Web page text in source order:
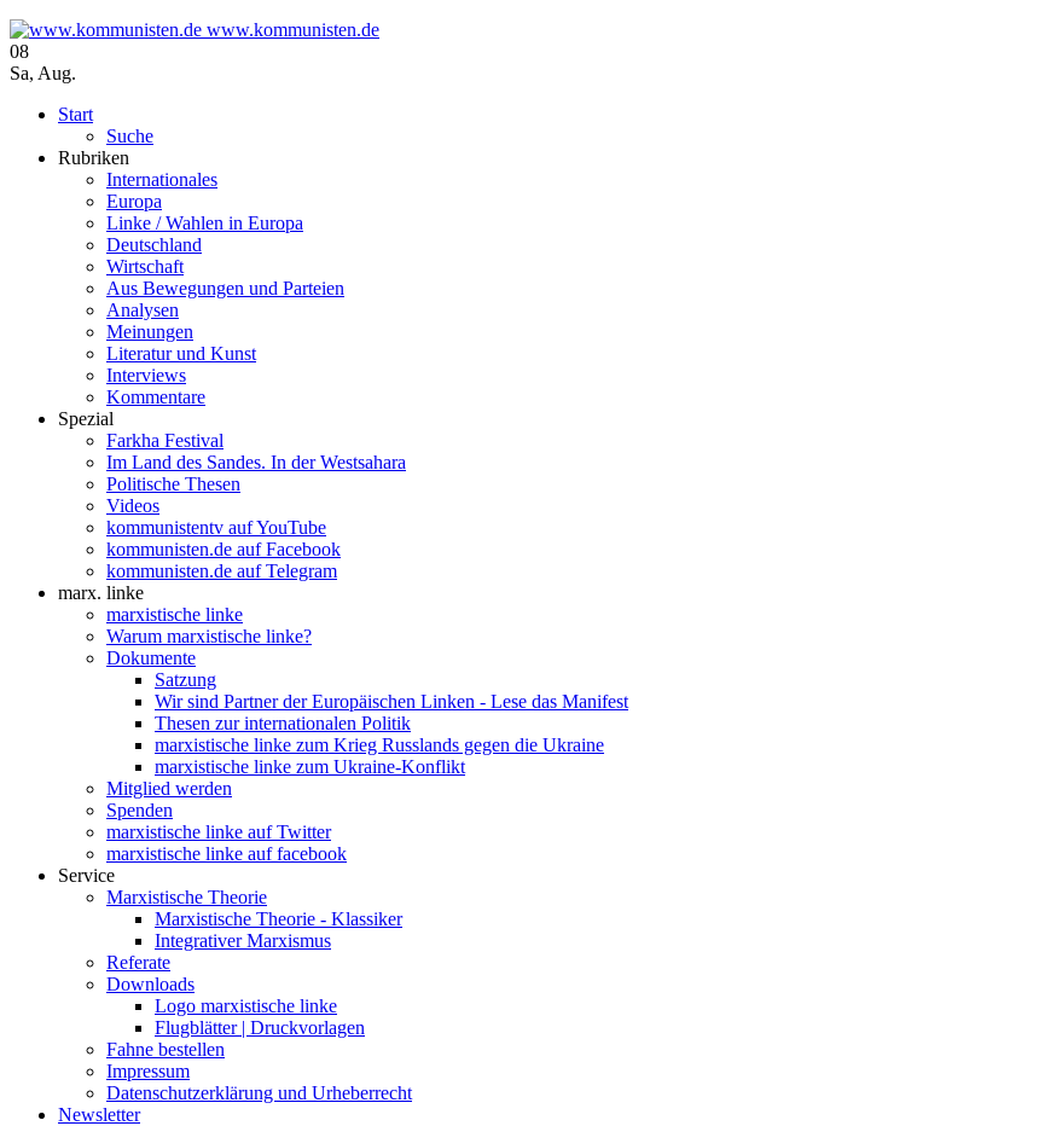
www.kommunisten.de
08
Sa, Aug.
Start
Suche
Rubriken
Internationales
Europa
Linke / Wahlen in Europa
Deutschland
Wirtschaft
Aus Bewegungen und Parteien
Analysen
Meinungen
Literatur und Kunst
Interviews
Kommentare
Spezial
Farkha Festival
Im Land des Sandes. In der Westsahara
Politische Thesen
Videos
kommunistentv auf YouTube
kommunisten.de auf Facebook
kommunisten.de auf Telegram
marx. linke
marxistische linke
Warum marxistische linke?
Dokumente
Satzung
Wir sind Partner der Europäischen Linken - Lese das Manifest
Thesen zur internationalen Politik
marxistische linke zum Krieg Russlands gegen die Ukraine
marxistische linke zum Ukraine-Konflikt
Mitglied werden
Spenden
marxistische linke auf Twitter
marxistische linke auf facebook
Service
Marxistische Theorie
Marxistische Theorie - Klassiker
Integrativer Marxismus
Referate
Downloads
Logo marxistische linke
Flugblätter | Druckvorlagen
Fahne bestellen
Impressum
Datenschutzerklärung und Urheberrecht
Newsletter